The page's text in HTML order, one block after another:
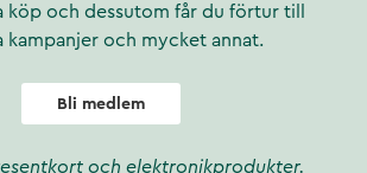
köp och dessutom får du förtur till
kampanjer och mycket annat.
Bli medlem
och elektronikprodukter.